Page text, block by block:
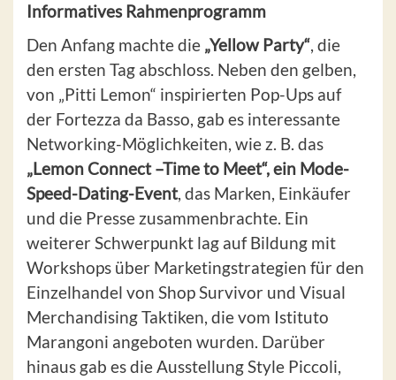
Informatives Rahmenprogramm
Den Anfang machte die „Yellow Party“, die
den ersten Tag abschloss. Neben den gelben,
von „Pitti Lemon“ inspirierten Pop-Ups auf
der Fortezza da Basso, gab es interessante
Networking-Möglichkeiten, wie z. B. das
„Lemon Connect –Time to Meet“, ein Mode-
Speed-Dating-Event, das Marken, Einkäufer
und die Presse zusammenbrachte. Ein
weiterer Schwerpunkt lag auf Bildung mit
Workshops über Marketingstrategien für den
Einzelhandel von Shop Survivor und Visual
Merchandising Taktiken, die vom Istituto
Marangoni angeboten wurden. Darüber
hinaus gab es die Ausstellung Style Piccoli,